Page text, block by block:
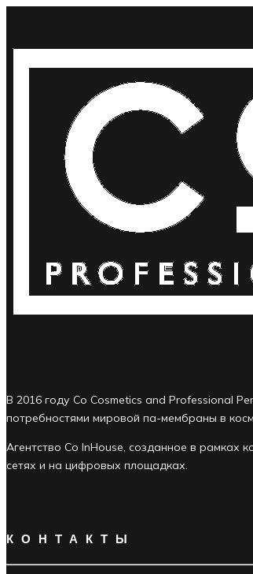
В 2016 году Co Cosmetics and Professional
потребностями мировой па-мембраны в
Агентство Co InHouse, созданное в рамках
сетях и на цифровых площадках.
КОНТАКТЫ